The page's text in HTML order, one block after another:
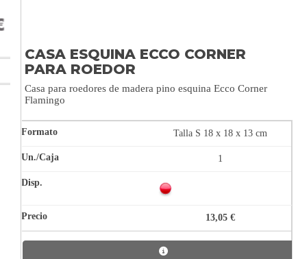
CASA ESQUINA ECCO CORNER
PARA ROEDOR
Casa para roedores de madera pino esquina Ecco Corner
Flamingo
Talla S 18 x 18 x 13 cm
1
13,05 €